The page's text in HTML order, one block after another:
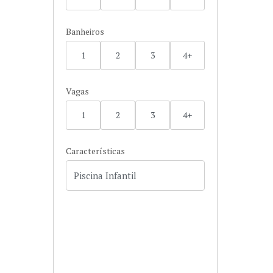
Banheiros
1 2 3 4+
Vagas
1 2 3 4+
Características